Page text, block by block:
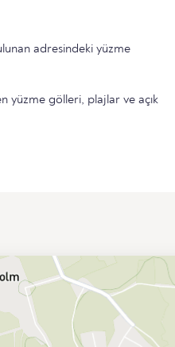
yüzme
yüzme gölleri, plajlar ve açık